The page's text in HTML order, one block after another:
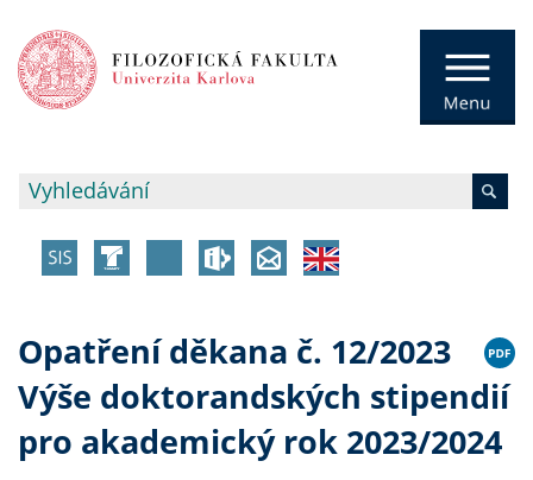
Opatření děkana č. 12/2023
Výše doktorandských stipendií
pro akademický rok 2023/2024